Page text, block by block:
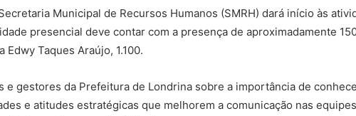
Municipal de Recursos Humanos (SMRH) dará início às
presencial deve contar com a presença de aproximadamente
Edwy Taques Araújo, 1.100.
e gestores da Prefeitura de Londrina sobre a importância de
e atitudes estratégicas que melhorem a comunicação nas